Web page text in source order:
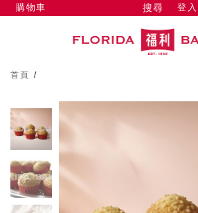
搜尋 登入
購物車
首頁 /